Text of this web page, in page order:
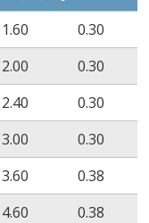
65˚C/4 hrs)
D2671 ≥10
D2671
D2671
168 hrs)
UL 224
1.60
0.30
2.00
0.30
2.40
0.30
3.00
0.30
3.60
0.38
4.60
0.38